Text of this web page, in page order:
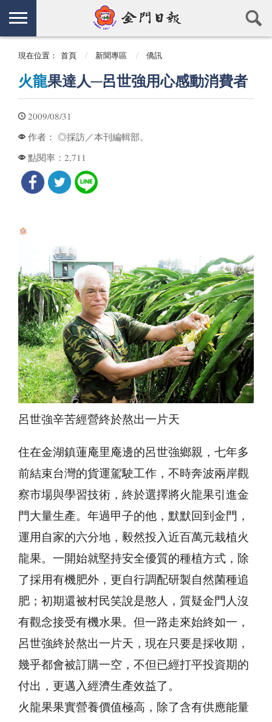
現在位置： 首頁 新聞專區 僑訊
火龍果達人─呂世強用心感動消費者
2009/08/31
作者： ◎採訪／本刊編輯部。
點閱率： 2,711
呂世強辛苦經營終於熬出一片天
住在金湖鎮蓮庵里庵邊的呂世強鄉親，七年多
前結束台灣的貨運駕駛工作，不時奔波兩岸觀
察市場與學習技術，終於選擇將火龍果引進金
門大量生產。年過甲子的他，默默回到金門，
運用自家的六分地，毅然投入近百萬元栽植火
龍果。一開始就堅持安全優質的種植方式，除
了採用有機肥外，更自行調配研製自然菌種追
肥；初期還被村民笑說是憨人，質疑金門人沒
有觀念接受有機水果。但一路走來始終如一，
呂世強終於熬出一片天，現在只要是採收期，
幾乎都會被訂購一空，不但已經打平投資期的
付出，更邁入經濟生產效益了。
火龍果果實營養價值極高，除了含有供應能量